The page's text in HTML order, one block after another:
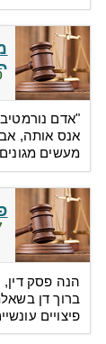
אנס אותה,
מעשים
הנה פסק
ברוך דן
פיצויים